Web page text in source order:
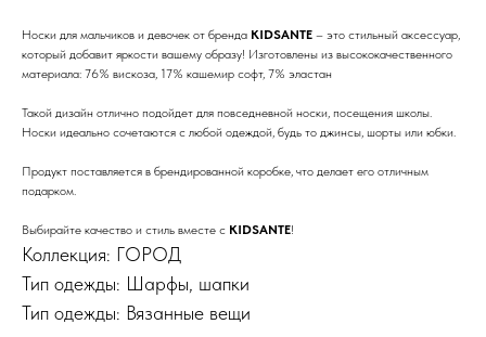
Носки для мальчиков и девочек от бренда KIDSANTE – это стильный аксессуар,
который добавит яркости вашему образу! Изготовлены из высококачественного
материала: 76% вискоза, 17% кашемир софт, 7% эластан
Такой дизайн отлично подойдет для повседневной носки, посещения школы.
Носки идеально сочетаются с любой одеждой, будь то джинсы, шорты или юбки.
Продукт поставляется в брендированной коробке, что делает его отличным
подарком.
Выбирайте качество и стиль вместе с KIDSANTE!
Коллекция: ГОРОД
Тип одежды: Шарфы, шапки
Тип одежды: Вязанные вещи